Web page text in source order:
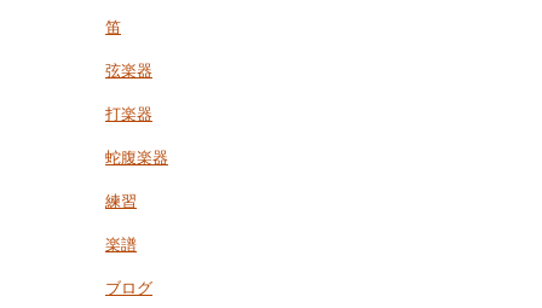
笛
弦楽器
打楽器
蛇腹楽器
練習
楽譜
ブログ